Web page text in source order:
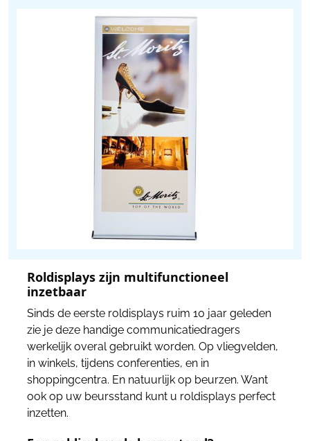
Roldisplays zijn multifunctioneel
inzetbaar
Sinds de eerste roldisplays ruim 10 jaar geleden
zie je deze handige communicatiedragers
werkelijk overal gebruikt worden. Op vliegvelden,
in winkels, tijdens conferenties, en in
shoppingcentra. En natuurlijk op beurzen. Want
ook op uw beursstand kunt u roldisplays perfect
inzetten.